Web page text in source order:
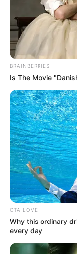
BRAINBERRIES
Is The Movie
CTA LOVE
Why this ordinary
every day